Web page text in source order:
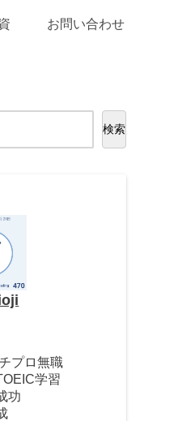
お問い合わせ
検索
プロ無職
学習
功